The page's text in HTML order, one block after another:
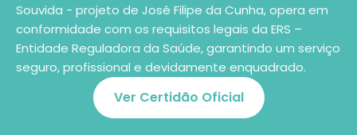
Souvida - projeto de José Filipe da Cunha, opera em
conformidade com os requisitos legais da ERS –
Entidade Reguladora da Saúde, garantindo um serviço
seguro, profissional e devidamente enquadrado.
Ver Certidão Oficial